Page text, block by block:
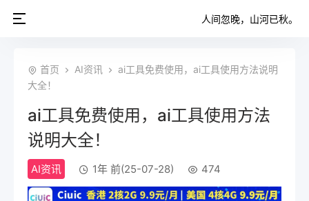
人间忽晚，山河已秋。
首页 AI资讯
ai工具免费使用，ai工具使用方法说明
大全！
ai工具免费使用，ai工具使用方法
说明大全！
AI资讯 1年 前(25-07-28) 474